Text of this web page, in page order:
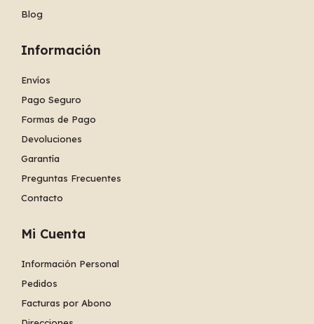
Blog
Información
Envíos
Pago Seguro
Formas de Pago
Devoluciones
Garantía
Preguntas Frecuentes
Contacto
Mi Cuenta
Información Personal
Pedidos
Facturas por Abono